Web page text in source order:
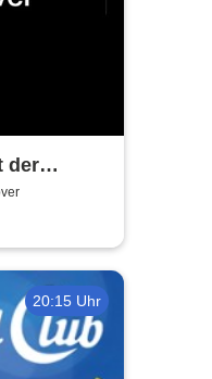
der
20:15 Uhr